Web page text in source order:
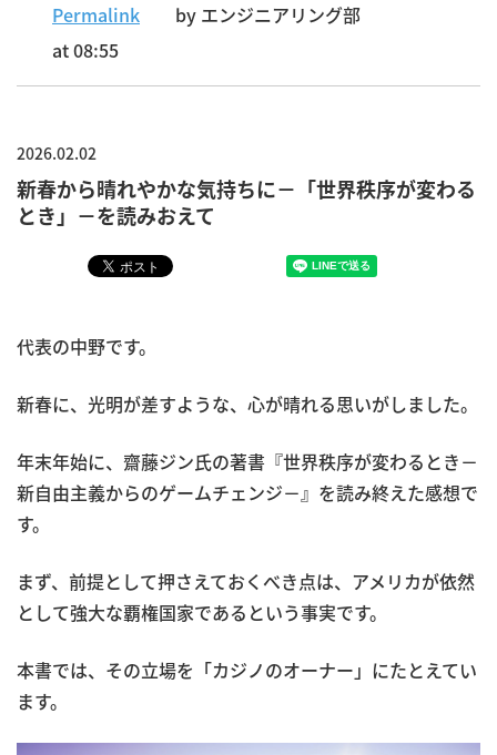
Permalink
by エンジニアリング部
at 08:55
2026.02.02
新春から晴れやかな気持ちに－「世界秩序が変わる
とき」－を読みおえて
代表の中野です。
新春に、光明が差すような、心が晴れる思いがしました。
年末年始に、齋藤ジン氏の著書『世界秩序が変わるとき－
新自由主義からのゲームチェンジ－』を読み終えた感想で
す。
まず、前提として押さえておくべき点は、アメリカが依然
として強大な覇権国家であるという事実です。
本書では、その立場を「カジノのオーナー」にたとえてい
ます。